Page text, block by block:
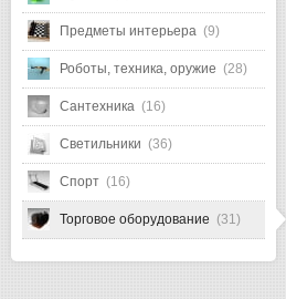
Предметы интерьера (9)
Роботы, техника, оружие (28)
Сантехника (16)
Светильники (36)
Спорт (16)
Торговое оборудование (31)